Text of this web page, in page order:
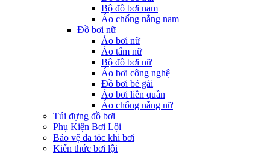
Bộ đồ bơi nam
Áo chống nắng nam
Đồ bơi nữ
Áo bơi nữ
Áo tắm nữ
Bộ đồ bơi nữ
Áo bơi công nghệ
Đồ bơi bé gái
Áo bơi liền quần
Áo chống nắng nữ
Túi đựng đồ bơi
Phụ Kiện Bơi Lội
Bảo vệ da tóc khi bơi
Kiến thức bơi lội